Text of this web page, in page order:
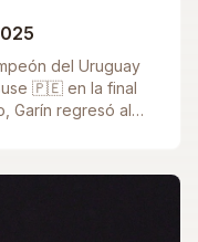
del Uruguay
🇵🇪 en la final
como el ganador